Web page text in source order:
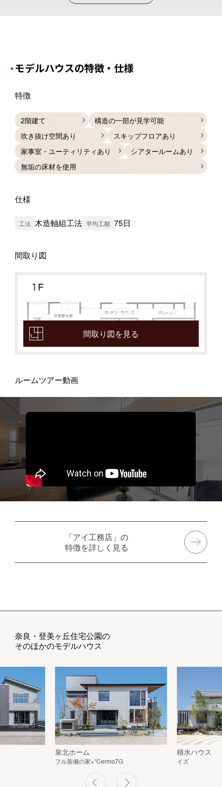
モデルハウスの特徴・仕様
特徴
2階建て
構造の一部が見学可能
吹き抜け空間あり
スキップフロアあり
家事室・ユーティリティあり
シアタールームあり
無垢の床材を使用
仕様
工法 木造軸組工法 平均工期 75日
間取り図
間取り図を見る
ルームツアー動画
「アイ工務店」の
特徴を詳しく見る
奈良・登美ヶ丘住宅公園の
そのほかのモデルハウス
泉北ホーム
フル装備の家+℃ermo7G
積水ハウス
イズ